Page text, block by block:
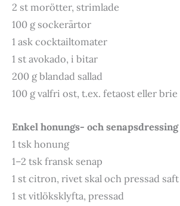
2 st morötter, strimlade
100 g sockerärtor
1 ask cocktailtomater
1 st avokado, i bitar
200 g blandad sallad
100 g valfri ost, t.ex. fetaost eller brie
Enkel honungs- och senapsdressing
1 tsk honung
1–2 tsk fransk senap
1 st citron, rivet skal och pressad saft
1 st vitlöksklyfta, pressad